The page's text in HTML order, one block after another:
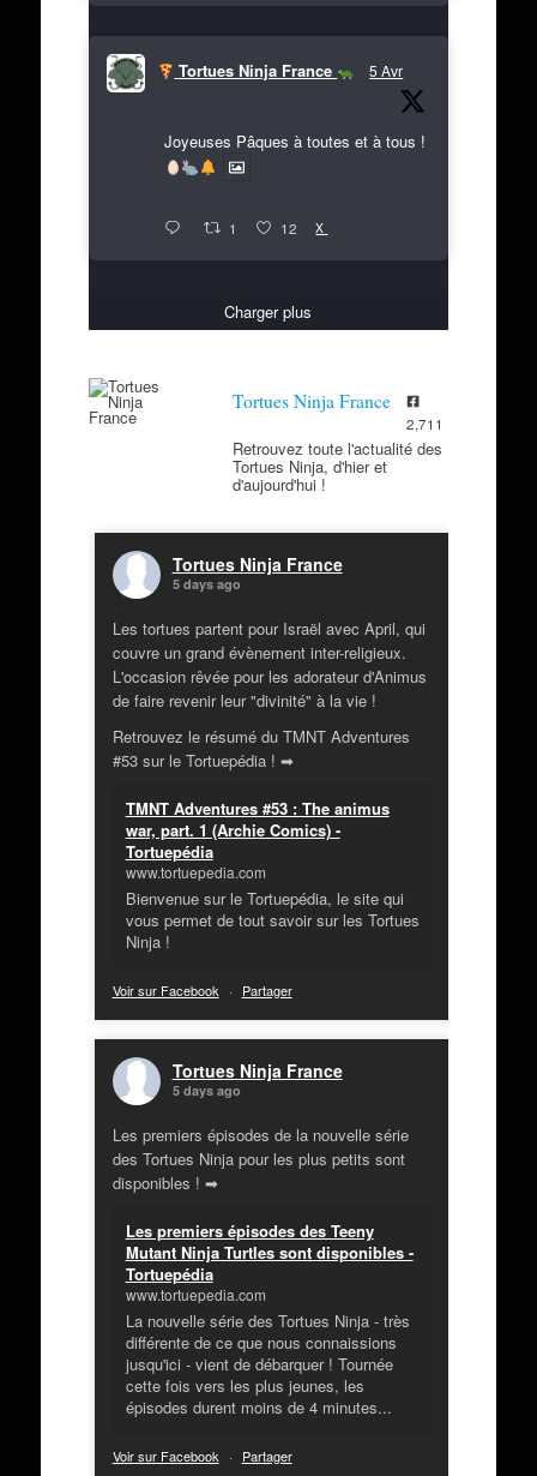
Tortues Ninja France 5 Avr
Joyeuses Pâques à toutes et à tous !
1 12 X
Charger plus
Tortues Ninja France
2,711
Retrouvez toute l'actualité des
Tortues Ninja, d'hier et
d'aujourd'hui !
Tortues Ninja France
5 days ago
Les tortues partent pour Israël avec April, qui
couvre un grand évènement inter-religieux.
L'occasion rêvée pour les adorateur d'Animus
de faire revenir leur "divinité" à la vie !
Retrouvez le résumé du TMNT Adventures
#53 sur le Tortuepédia ! ➡
TMNT Adventures #53 : The animus
war, part. 1 (Archie Comics) -
Tortuepédia
www.tortuepedia.com
Bienvenue sur le Tortuepédia, le site qui
vous permet de tout savoir sur les Tortues
Ninja !
Voir sur Facebook · Partager
Tortues Ninja France
5 days ago
Les premiers épisodes de la nouvelle série
des Tortues Ninja pour les plus petits sont
disponibles ! ➡
Les premiers épisodes des Teeny
Mutant Ninja Turtles sont disponibles -
Tortuepédia
www.tortuepedia.com
La nouvelle série des Tortues Ninja - très
différente de ce que nous connaissions
jusqu'ici - vient de débarquer ! Tournée
cette fois vers les plus jeunes, les
épisodes durent moins de 4 minutes...
Voir sur Facebook · Partager